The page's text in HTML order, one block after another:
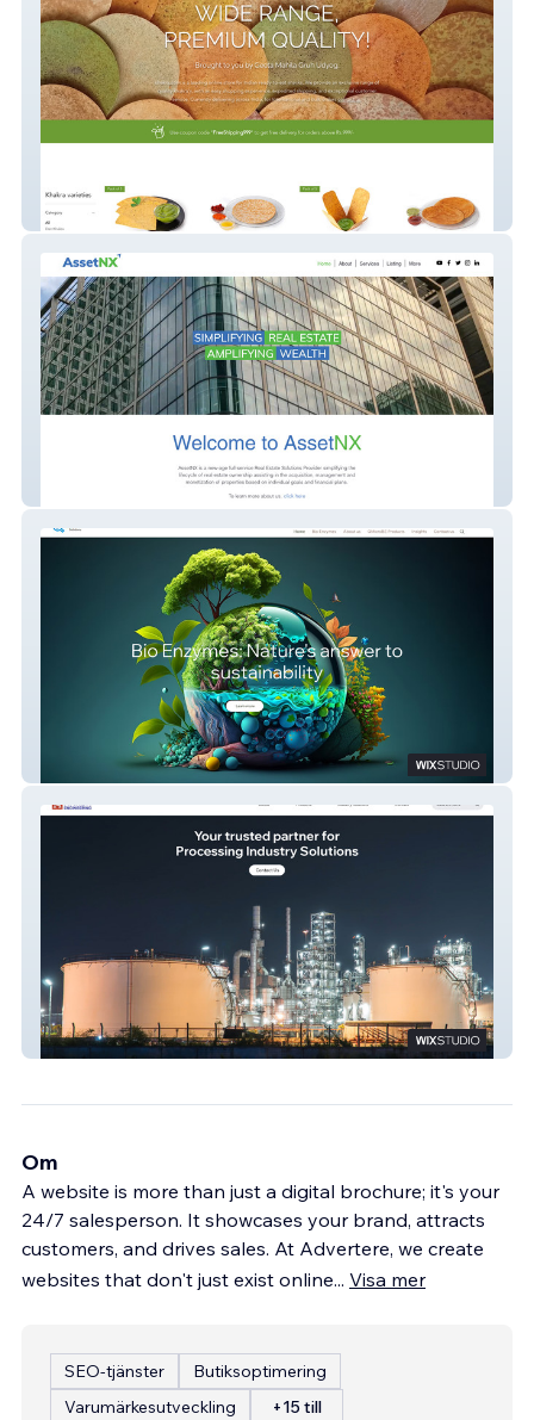
khakra
Quixer Solutions
Harsh Engineering
Om
A website is more than just a digital brochure; it's your
24/7 salesperson. It showcases your brand, attracts
customers, and drives sales. At Advertere, we create
websites that don't just exist online... Visa mer
SEO-tjänster
Butiksoptimering
Varumärkesutveckling
+15 till